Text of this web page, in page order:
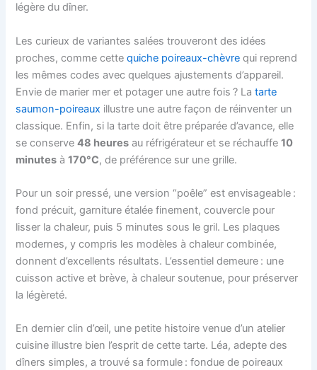
légère du dîner.
Les curieux de variantes salées trouveront des idées
proches, comme cettequiche poireaux-chèvre qui reprend
les mêmes codes avec quelques ajustements d’appareil.
Envie de marier mer et potager une autre fois ? Latarte
saumon-poireaux illustre une autre façon de réinventer un
classique. Enfin, si la tarte doit être préparée d’avance, elle
se conserve48 heures au réfrigérateur et se réchauffe10
minutes à170°C, de préférence sur une grille.
Pour un soir pressé, une version “poêle” est envisageable :
fond précuit, garniture étalée finement, couvercle pour
lisser la chaleur, puis 5 minutes sous le gril. Les plaques
modernes, y compris les modèles à chaleur combinée,
donnent d’excellents résultats. L’essentiel demeure : une
cuisson active et brève, à chaleur soutenue, pour préserver
la légèreté.
En dernier clin d’œil, une petite histoire venue d’un atelier
cuisine illustre bien l’esprit de cette tarte. Léa, adepte des
dîners simples, a trouvé sa formule : fondue de poireaux